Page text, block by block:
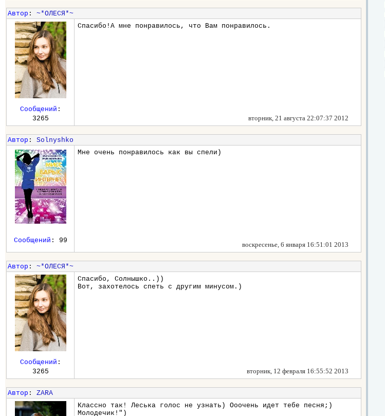
Автор :~*ОЛЕСЯ*~
Спасибо!А мне понравилось, что Вам понравилось.
вторник, 21 августа 22:07:37 2012
Сообщений :
3265
Автор :Solnyshko
Мне очень понравилось как вы спели)
воскресенье, 6 января 16:51:01 2013
Сообщений : 99
Автор :~*ОЛЕСЯ*~
Спасибо, Солнышко..))
Вот, захотелось спеть с другим минусом.)
вторник, 12 февраля 16:55:52 2013
Сообщений :
3265
Автор :ZARA
Классно так! Леська голос не узнать) Ооочень идет тебе песня;)
Молодечик!")